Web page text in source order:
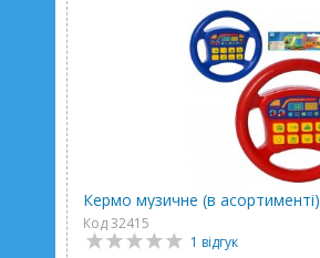
Кермо музичне (в асортименті)
Код 32415
1 відгук